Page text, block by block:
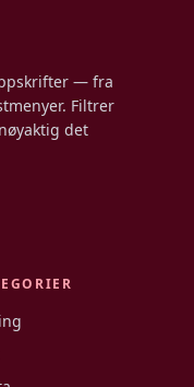
— fra
Filtrer
det